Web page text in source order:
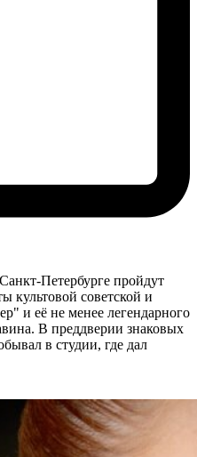
Петербурге пройдут
культовой советской и
и её не менее легендарного
В преддверии знаковых
в студии, где дал